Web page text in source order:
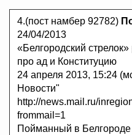
4.(пост намбер 92782)
24/04/2013
«Белгородский
про ад и Конституцию
24 апреля 2013, 15:24
Новости"
http://news.mail.ru/
frommail=1
Пойманный в Белгороде